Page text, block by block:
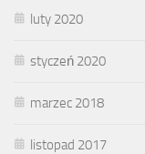
luty 2020
styczeń 2020
marzec 2018
listopad 2017